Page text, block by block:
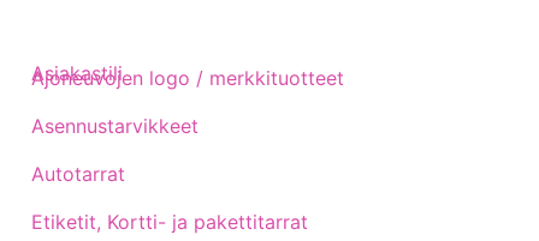
Ajoneuvojen logo / merkkituotteet
Asennustarvikkeet
Autotarrat
Etiketit, Kortti- ja pakettitarrat
Asiakastili